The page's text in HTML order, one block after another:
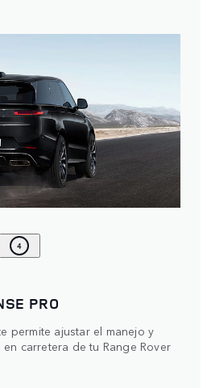
4
PRO
permite ajustar el manejo y
carretera de tu Range Rover